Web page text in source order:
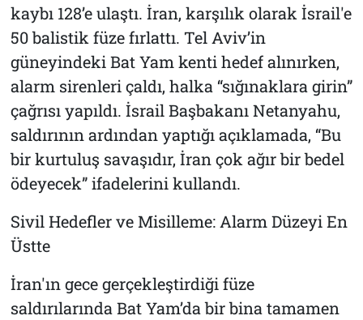
kaybı 128’e ulaştı. İran, karşılık olarak İsrail'e
50 balistik füze fırlattı. Tel Aviv’in
güneyindeki Bat Yam kenti hedef alınırken,
alarm sirenleri çaldı, halka “sığınaklara girin”
çağrısı yapıldı. İsrail Başbakanı Netanyahu,
saldırının ardından yaptığı açıklamada, “Bu
bir kurtuluş savaşıdır, İran çok ağır bir bedel
ödeyecek” ifadelerini kullandı.
Sivil Hedefler ve Misilleme: Alarm Düzeyi En
Üstte
İran'ın gece gerçekleştirdiği füze
saldırılarında Bat Yam’da bir bina tamamen